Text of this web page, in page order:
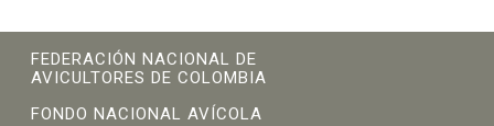
FEDERACIÓN NACIONAL DE
AVICULTORES DE COLOMBIA
FONDO NACIONAL AVÍCOLA